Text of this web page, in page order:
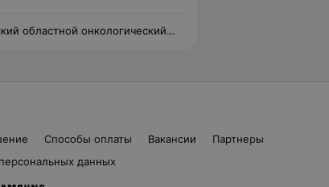
областной онкологический
Способы оплаты Вакансии
Партнеры
данных